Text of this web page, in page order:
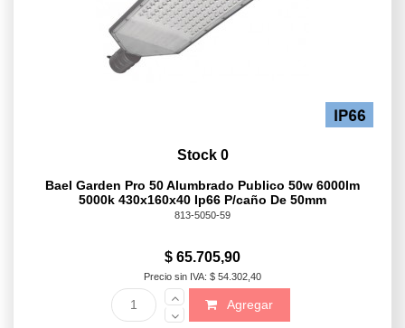
Stock 0
Bael Garden Pro 50 Alumbrado Publico 50w 6000lm
5000k 430x160x40 Ip66 P/caño De 50mm
813-5050-59
$ 65.705,90
Precio sin IVA: $ 54.302,40
Agregar